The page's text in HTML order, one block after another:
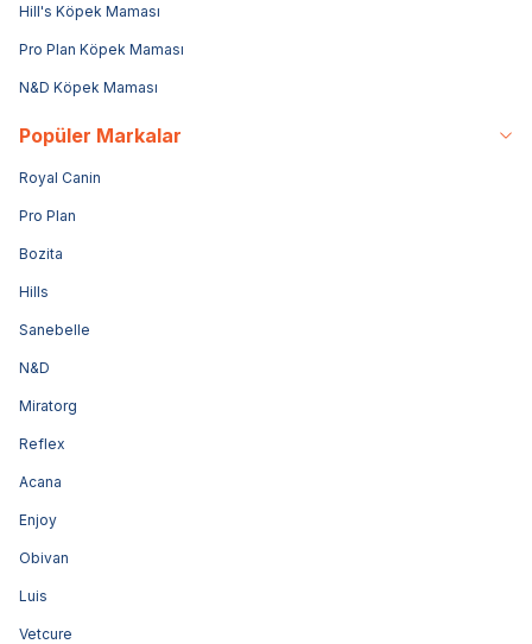
Hill's Köpek Maması
Pro Plan Köpek Maması
N&D Köpek Maması
Popüler Markalar
Royal Canin
Pro Plan
Bozita
Hills
Sanebelle
N&D
Miratorg
Reflex
Acana
Enjoy
Obivan
Luis
Vetcure